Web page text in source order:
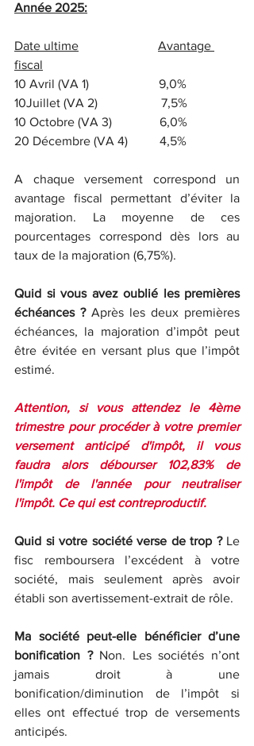
Année 2025:
Date ultime
Avantage
fiscal
10 Avril (VA 1)                      9,0%
10Juillet (VA 2)                    7,5%
10 Octobre (VA 3)               6,0%
20 Décembre (VA 4)          4,5%
A chaque versement correspond un
avantage fiscal permettant d’éviter la
majoration. La moyenne de ces
pourcentages correspond dès lors au
taux de la majoration (6,75%).
Quid si vous avez oublié les premières
échéances ? Après les deux premières
échéances, la majoration d’impôt peut
être évitée en versant plus que l’impôt
estimé.
Attention, si vous attendez le 4ème
trimestre pour procéder à votre premier
versement anticipé d'impôt, il vous
faudra alors débourser 102,83% de
l'impôt de l'année pour neutraliser
l'impôt. Ce qui est contreproductif.
Quid si votre société verse de trop ? Le
fisc remboursera l’excédent à votre
société, mais seulement après avoir
établi son avertissement-extrait de rôle.
Ma société peut-elle bénéficier d’une
bonification ? Non. Les sociétés n’ont
jamais droit à une
bonification/diminution de l’impôt si
elles ont effectué trop de versements
anticipés.